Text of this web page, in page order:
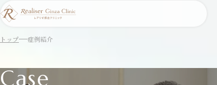
トップ 症例紹介
Case